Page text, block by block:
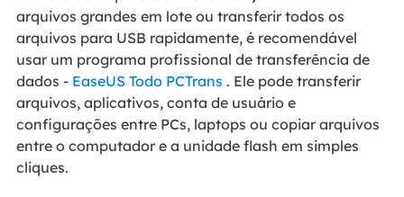
arquivos grandes em lote ou transferir todos os
arquivos para USB rapidamente, é recomendável
usar um programa profissional de transferência de
dados - EaseUS Todo PCTrans . Ele pode transferir
arquivos, aplicativos, conta de usuário e
configurações entre PCs, laptops ou copiar arquivos
entre o computador e a unidade flash em simples
cliques.